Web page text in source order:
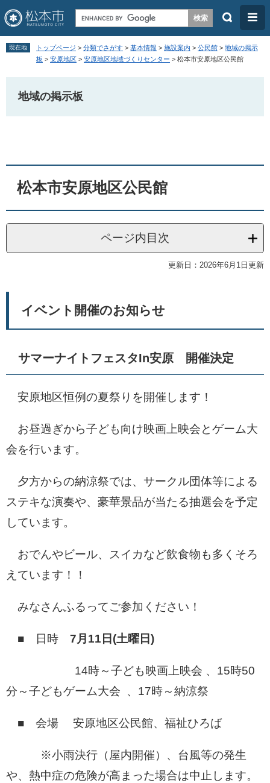
ペ
ジ
す
メ
ュ
し
文
検
メ
ニ
ュ
ー
現在地 トップページ > 分類でさがす > 基本情報 > 施設案内 > 公民館 > 地域の掲示
板 > 安原地区 > 安原地区地域づくりセンター > 松本市安原地区公民館
地域の掲示板
松本市安原地区公民館
ページ内目次
更新日：2026年6月1日更新
イベント開催のお知らせ
サマーナイトフェスタIn安原 開催決定
安原地区恒例の夏祭りを開催します！
お昼過ぎから子ども向け映画上映会とゲーム大
会を行います。
夕方からの納涼祭では、サークル団体等による
ステキな演奏や、豪華景品が当たる抽選会を予定
しています。
おでんやビール、スイカなど飲食物も多くそろ
えています！！
みなさんふるってご参加ください！
■ 日時 7月11日(土曜日)
14時～子ども映画上映会 、15時50
分～子どもゲーム大会 、17時～納涼祭
■ 会場 安原地区公民館、福祉ひろば
※小雨決行（屋内開催）、台風等の発生
や、熱中症の危険が高まった場合は中止します。